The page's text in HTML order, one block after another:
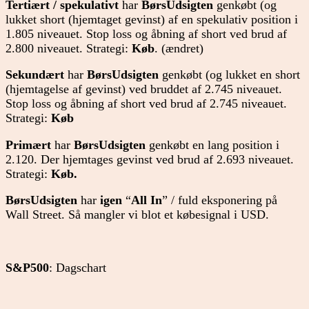
Tertiært / spekulativt har BørsUdsigten genkøbt (og
lukket short (hjemtaget gevinst) af en spekulativ position i
1.805 niveauet. Stop loss og åbning af short ved brud af
2.800 niveauet. Strategi: Køb. (ændret)
Sekundært har BørsUdsigten genkøbt (og lukket en short
(hjemtagelse af gevinst) ved bruddet af 2.745 niveauet.
Stop loss og åbning af short ved brud af 2.745 niveauet.
Strategi: Køb
Primært har BørsUdsigten genkøbt en lang position i
2.120. Der hjemtages gevinst ved brud af 2.693 niveauet.
Strategi: Køb.
BørsUdsigten har igen “All In” / fuld eksponering på
Wall Street. Så mangler vi blot et købesignal i USD.
S&P500: Dagschart